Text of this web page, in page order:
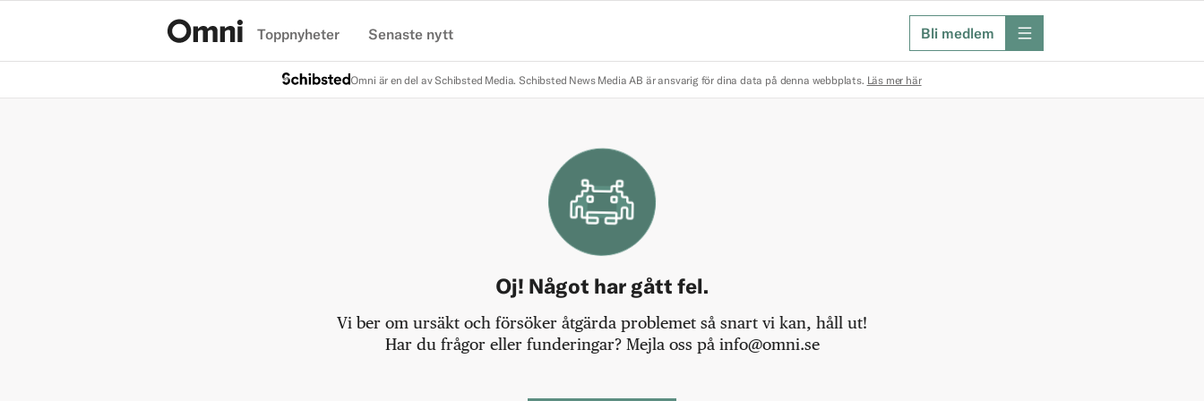
Toppnyheter Senaste nytt Bli medlem meny
Omni är en del av Schibsted Media. Schibsted News Media AB är ansvarig för dina data på denna webbplats. Läs mer här
Oj! Något har gått fel.
Vi ber om ursäkt och försöker åtgärda problemet så snart vi kan, håll ut!
Har du frågor eller funderingar? Mejla oss på info@omni.se